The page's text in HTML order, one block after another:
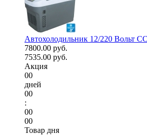
Автохолодильник 12/220 Вольт
7800.00 руб.
7535.00 руб.
Акция
00
дней
00
:
00
00
Товар дня